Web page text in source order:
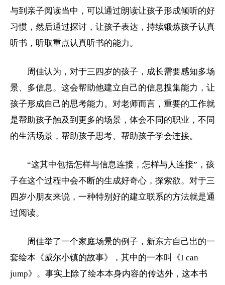
与到亲子阅读当中，可以通过朗读让孩子形成倾听的好
习惯，然后通过探讨，让孩子表达，持续锻炼孩子认真
听书，听取重点认真听书的能力。
周佳认为，对于三四岁的孩子，成长需要感知多场
景、多信息。这会帮助他建立自己的信息搜集能力，让
孩子形成自己的思考能力。对老师而言，重要的工作就
是帮助孩子触及到更多的场景，体会不同的职业，不同
的生活场景，帮助孩子思考、帮助孩子学会连接。
“这其中包括怎样与信息连接，怎样与人连接”，孩
子在这个过程中会不断的生成好奇心，探索欲。对于三
四岁小朋友来说，一种特别好的建立联系的方法就是通
过阅读。
周佳举了一个家庭场景的例子，新东方自己出的一
套绘本《威尔小镇的故事》，其中的一本叫《I can
jump》。事实上除了绘本本身内容的传达外，这本书